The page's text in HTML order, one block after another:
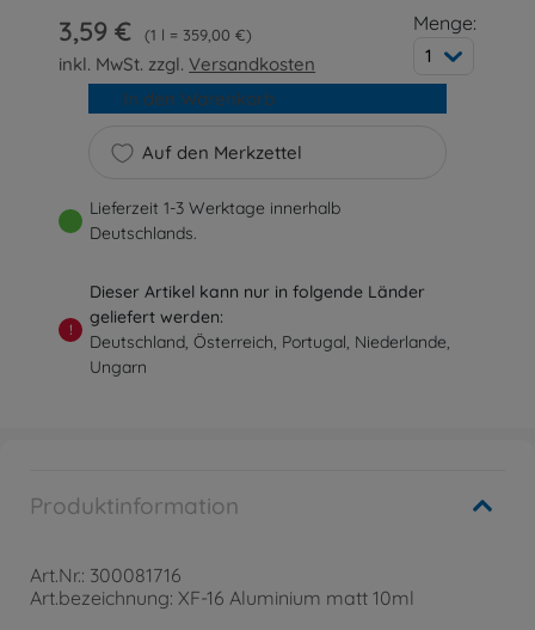
3,59 € 1 l = 359,00 €
inkl. MwSt. zzgl.Versandkosten
Menge:
1
Auf den Merkzettel
In den Warenkorb
Lieferzeit 1-3 Werktage innerhalb
Deutschlands.
!
Dieser Artikel kann nur in folgende Länder
geliefert werden:
Deutschland, Österreich, Portugal, Niederlande,
Ungarn
Produktinformation
Art.Nr.: 300081716
Art.bezeichnung: XF-16 Aluminium matt 10ml